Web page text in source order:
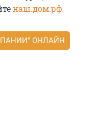
наш.дом.рф
ОНЛАЙН